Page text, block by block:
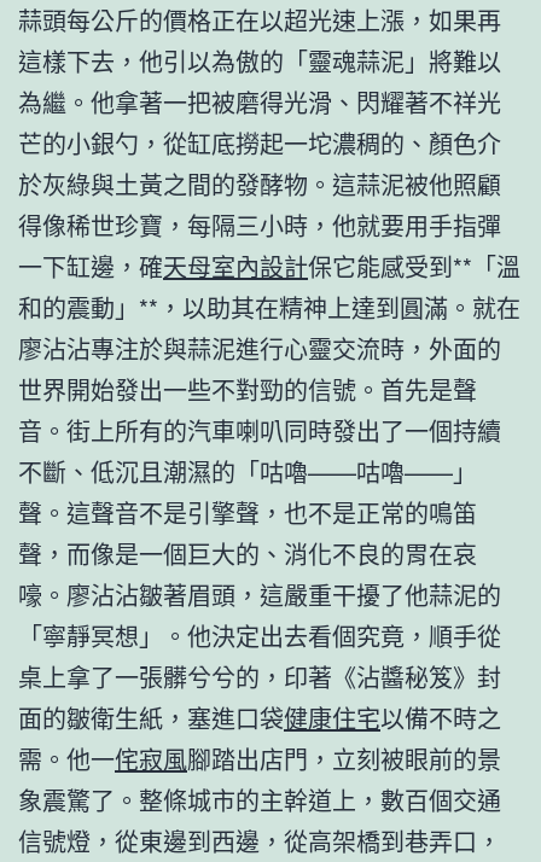
蒜頭每公斤的價格正在以超光速上漲，如果再
這樣下去，他引以為傲的「靈魂蒜泥」將難以
為繼。他拿著一把被磨得光滑、閃耀著不祥光
芒的小銀勺，從缸底撈起一坨濃稠的、顏色介
於灰綠與土黃之間的發酵物。這蒜泥被他照顧
得像稀世珍寶，每隔三小時，他就要用手指彈
一下缸邊，確天母室內設計保它能感受到**「溫
和的震動」**，以助其在精神上達到圓滿。就在
廖沾沾專注於與蒜泥進行心靈交流時，外面的
世界開始發出一些不對勁的信號。首先是聲
音。街上所有的汽車喇叭同時發出了一個持續
不斷、低沉且潮濕的「咕嚕——咕嚕——」
聲。這聲音不是引擎聲，也不是正常的鳴笛
聲，而像是一個巨大的、消化不良的胃在哀
嚎。廖沾沾皺著眉頭，這嚴重干擾了他蒜泥的
「寧靜冥想」。他決定出去看個究竟，順手從
桌上拿了一張髒兮兮的，印著《沾醬秘笈》封
面的皺衛生紙，塞進口袋健康住宅以備不時之
需。他一侘寂風腳踏出店門，立刻被眼前的景
象震驚了。整條城市的主幹道上，數百個交通
信號燈，從東邊到西邊，從高架橋到巷弄口，